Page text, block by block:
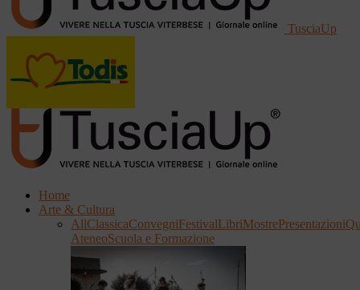
TusciaUp
Home
Arte & Cultura
AllClassicaConvegniFestivalLibriMostrePresentazioni
AteneoScuola e Formazione